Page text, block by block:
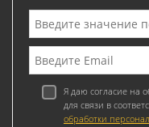
Я даю согласие на
для связи в
обработки